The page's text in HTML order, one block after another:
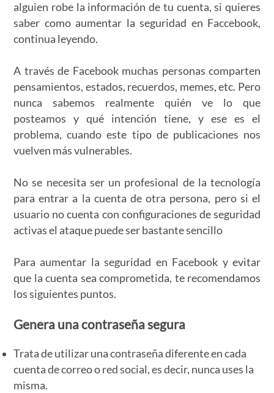
alguien robe la información de tu cuenta, si quieres
saber como aumentar la seguridad en Faccebook,
continua leyendo.
A través de Facebook muchas personas comparten
pensamientos, estados, recuerdos, memes, etc. Pero
nunca sabemos realmente quién ve lo que
posteamos y qué intención tiene, y ese es el
problema, cuando este tipo de publicaciones nos
vuelven más vulnerables.
No se necesita ser un profesional de la tecnología
para entrar a la cuenta de otra persona, pero si el
usuario no cuenta con configuraciones de seguridad
activas el ataque puede ser bastante sencillo
Para aumentar la seguridad en Facebook y evitar
que la cuenta sea comprometida, te recomendamos
los siguientes puntos.
Genera una contraseña segura
Trata de utilizar una contraseña diferente en cada
cuenta de correo o red social, es decir, nunca uses la
misma.